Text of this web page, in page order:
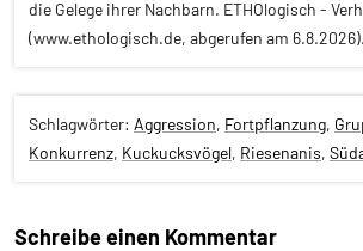
die Gelege ihrer Nachbarn. ETHOlogisch -
(www.ethologisch.de, abgerufen am 6.8.2026).
Schlagwörter: Aggression, Fortpflanzung,
Konkurrenz, Kuckucksvögel, Riesenanis,
Schreibe einen Kommentar